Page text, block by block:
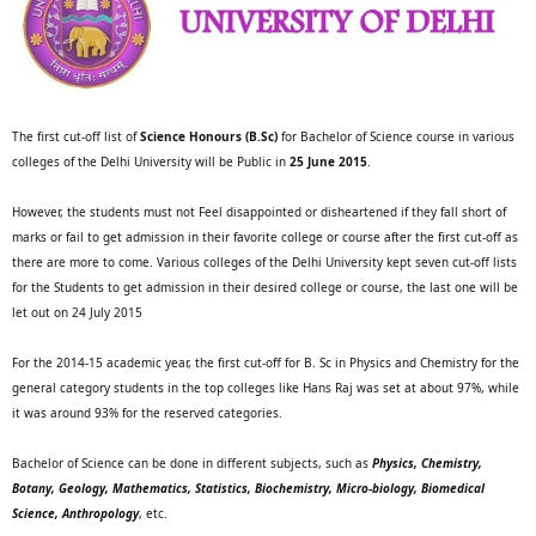
The first cut-off list ofScience Honours (B.Sc) for Bachelor of Science course in various
colleges of the Delhi University will be Public in 25 June 2015
However, the students must not Feel disappointed or disheartened if they fall short of
marks or fail to get admission in their favorite college or course after the first cut-off as
there are more to come. Various colleges of the Delhi University kept seven cut-off lists
for the Students to get admission in their desired college or course, the last one will be
let out on 24 July 2015
For the 2014-15 academic year, the first cut-off for B. Sc in Physics and Chemistry for the
general category students in the top colleges like Hans Raj was set at about 97%, while
it was around 93% for the reserved categories.
Bachelor of Science can be done in different subjects, such as Physics, Chemistry,
Botany, Geology, Mathematics, Statistics, Biochemistry, Micro-biology, Biomedical
Science, Anthropology, etc.